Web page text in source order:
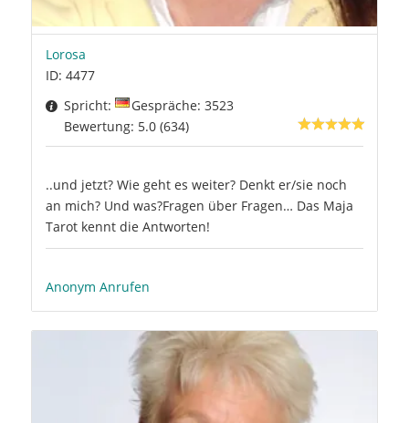
Lorosa
ID: 4477
Spricht:
Gespräche: 3523
Bewertung: 5.0 (634)
..und jetzt? Wie geht es weiter? Denkt er/sie noch
an mich? Und was?Fragen über Fragen… Das Maja
Tarot kennt die Antworten!
Anonym Anrufen